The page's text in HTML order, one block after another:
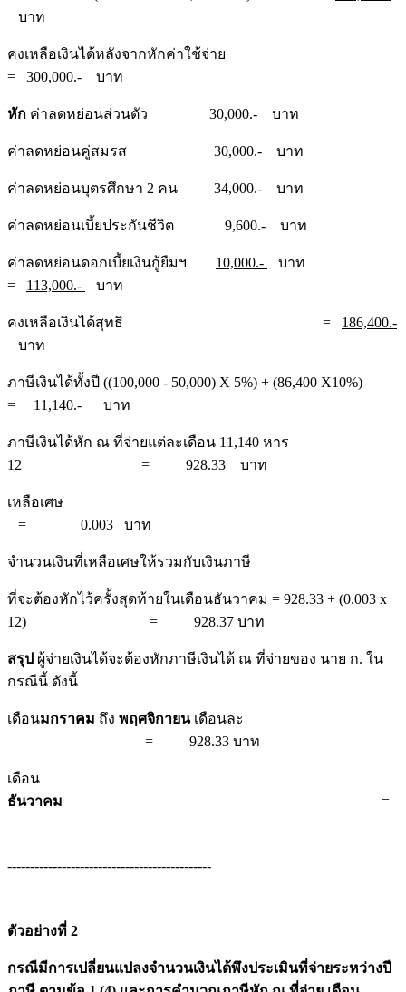
บาท
คงเหลือเงินได้หลังจากหักค่าใช้จ่าย
= 300,000.- บาท
หัก ค่าลดหย่อนส่วนตัว 30,000.- บาท
ค่าลดหย่อนคู่สมรส 30,000.- บาท
ค่าลดหย่อนบุตรศึกษา 2 คน 34,000.- บาท
ค่าลดหย่อนเบี้ยประกันชีวิต 9,600.- บาท
ค่าลดหย่อนดอกเบี้ยเงินกู้ยืมฯ 10,000.-
บาท
= 113,000.- บาท
คงเหลือเงินได้สุทธิ = 186,400.-
บาท
ภาษีเงินได้ทั้งปี ((100,000 - 50,000) X 5%) + (86,400 X10%)
= 11,140.- บาท
ภาษีเงินได้หัก ณ ที่จ่ายแต่ละเดือน 11,140 หาร
12 = 928.33 บาท
เหลือเศษ
= 0.003 บาท
จำนวนเงินที่เหลือเศษให้รวมกับเงินภาษี
ที่จะต้องหักไว้ครั้งสุดท้ายในเดือนธันวาคม = 928.33 + (0.003 x
12) = 928.37 บาท
สรุป ผู้จ่ายเงินได้จะต้องหักภาษีเงินได้ ณ ที่จ่ายของ นาย ก. ใน
กรณีนี้ ดังนี้
เดือนมกราคม ถึง พฤศจิกายนเดือนละ
= 928.33 บาท
เดือน
ธันวาคม =
---------------------------------------------
ตัวอย่างที่ 2
กรณีมีการเปลี่ยนแปลงจำนวนเงินได้พึงประเมินที่จ่ายระหว่างปี